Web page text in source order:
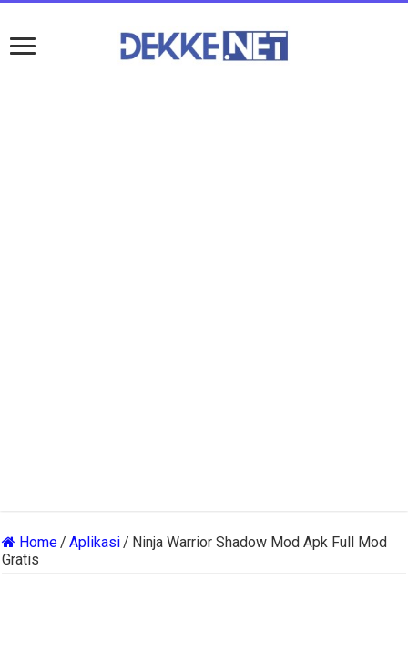
Home/ Aplikasi/ Ninja Warrior Shadow Mod Apk Full Mod
Gratis